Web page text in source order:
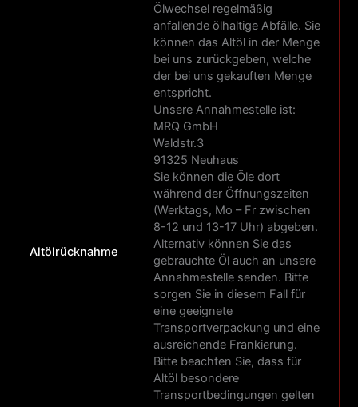
Altölrücknahme
Ölwechsel regelmäßig
anfallende ölhaltige Abfälle. Sie
können das Altöl in der Menge
bei uns zurückgeben, welche
der bei uns gekauften Menge
entspricht.
Unsere Annahmestelle ist:
MRQ GmbH
Waldstr.3
91325 Neuhaus
Sie können die Öle dort
während der Öffnungszeiten
(Werktags, Mo – Fr zwischen
8-12 und 13-17 Uhr) abgeben.
Alternativ können Sie das
gebrauchte Öl auch an unsere
Annahmestelle senden. Bitte
sorgen Sie in diesem Fall für
eine geeignete
Transportverpackung und eine
ausreichende Frankierung.
Bitte beachten Sie, dass für
Altöl besondere
Transportbedingungen gelten